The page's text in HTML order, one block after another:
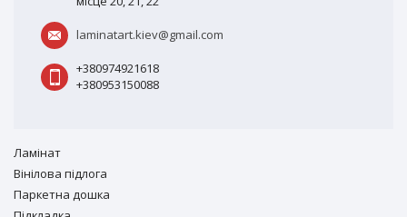
laminatart.kiev@gmail.com
+380974921618
+380953150088
Ламiнат
Вiнiлова підлога
Паркетна дошка